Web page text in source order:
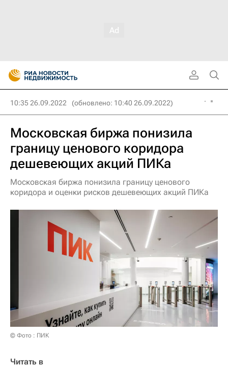
10:35 26.09.2022 (обновлено: 10:40 26.09.2022)
Московская биржа понизила
границу ценового коридора
дешевеющих акций ПИКа
Московская биржа понизила границу ценового
коридора и оценки рисков дешевеющих акций ПИКа
© Фото : ПИК
Читать в